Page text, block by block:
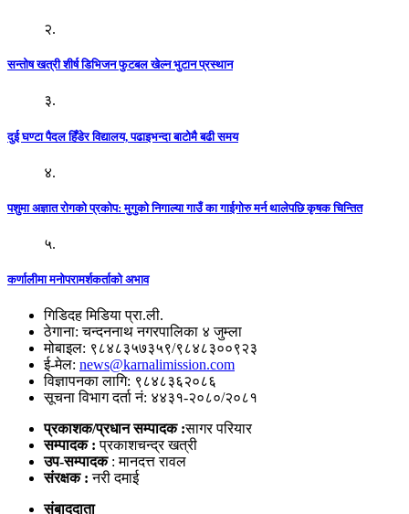
२.
सन्तोष खत्री शीर्ष डिभिजन फुटबल खेल्न भुटान प्रस्थान
३.
दुई घण्टा पैदल हिँडेर विद्यालय, पढाइभन्दा बाटोमै बढी समय
४.
पशुमा अज्ञात रोगको प्रकोप: मुगुको निगाल्या गाउँ का गाईगोरु मर्न थालेपछि कृषक चिन्तित
५.
कर्णालीमा मनोपरामर्शकर्ताको अभाव
गिडिदह मिडिया प्रा.ली.
ठेगाना: चन्दननाथ नगरपालिका ४ जुम्ला
मोबाइल: ९८४८३५७३५९/९८४८३००९२३
ई-मेल: news@karnalimission.com
विज्ञापनका लागि: ९८४८३६२०८६
सूचना विभाग दर्ता नं: ४४३१-२०८०/२०८१
प्रकाशक/प्रधान सम्पादक :सागर परियार
सम्पादक :प्रकाशचन्द्र खत्री
उप-सम्पादक: मानदत्त रावल
संरक्षक : नरी दमाई
संबाददाता